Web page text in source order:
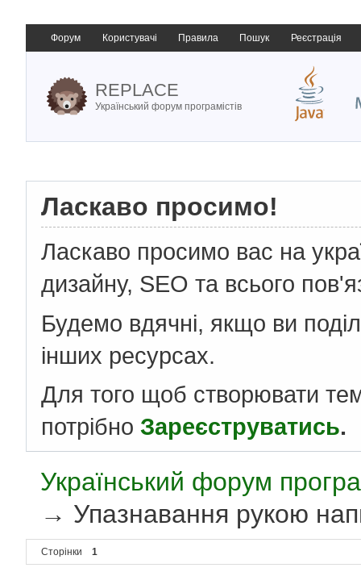
Форум Користувачі Правила Пошук Реєстрація
REPLACE
Український форум програмістів
Ласкаво просимо!
Ласкаво просимо вас на
дизайну, SEO та всього
Будемо вдячні, якщо ви
інших ресурсах.
Для того щоб створювати
потрібно Зареєструватись.
Український форум
→ Упазнавання рукою
Сторінки 1